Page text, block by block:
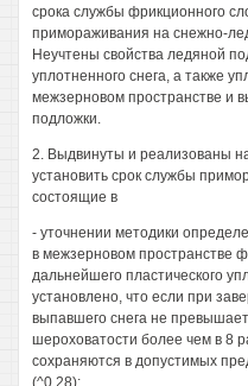
срока службы фрикционного
примораживания на снежно-
Неучтены свойства ледяной
уплотненного снега, а также
межзерновом пространстве и
подложки.
2. Выдвинуты и реализованы
установить срок службы
состоящие в
- уточнении методики
в межзерновом пространстве
дальнейшего пластического
установлено, что если при
выпавшего снега не
шероховатости более чем в 8
сохраняются в допустимых
(^0,28);